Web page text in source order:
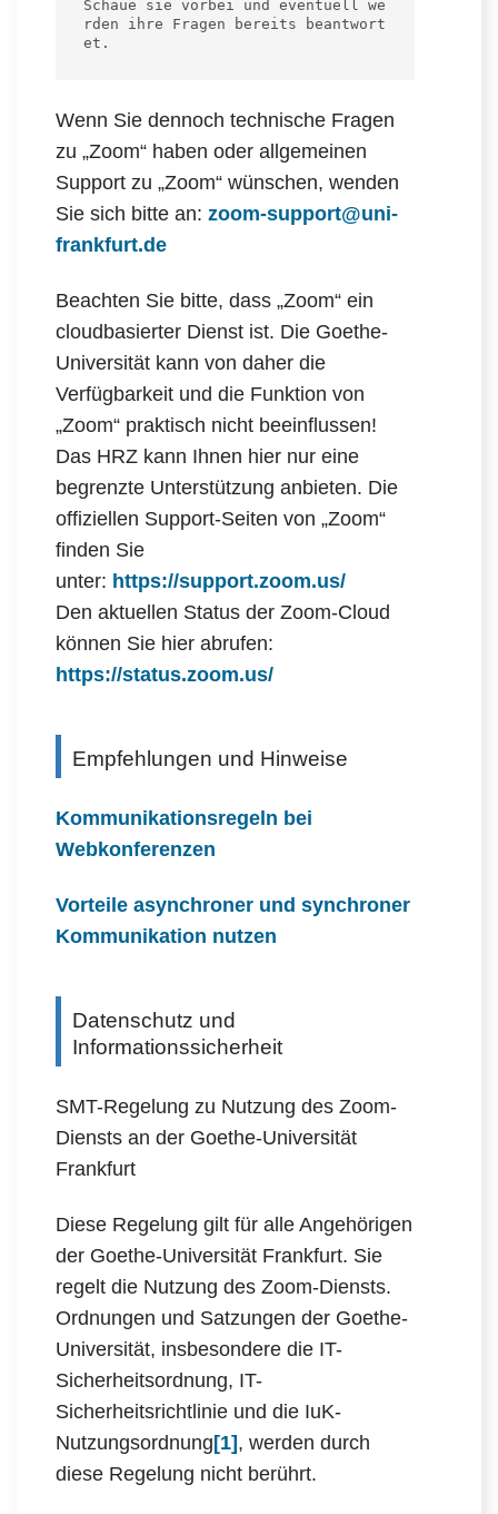
Schaue sie vorbei und eventuell we
rden ihre Fragen bereits beantwort
et.
Wenn Sie dennoch technische Fragen
zu „Zoom“ haben oder allgemeinen
Support zu „Zoom“ wünschen, wenden
Sie sich bitte an: zoom-support@uni-
frankfurt.de
Beachten Sie bitte, dass „Zoom“ ein
cloudbasierter Dienst ist. Die Goethe-
Universität kann von daher die
Verfügbarkeit und die Funktion von
„Zoom“ praktisch nicht beeinflussen!
Das HRZ kann Ihnen hier nur eine
begrenzte Unterstützung anbieten. Die
offiziellen Support-Seiten von „Zoom“
finden Sie
unter: https://support.zoom.us/
Den aktuellen Status der Zoom-Cloud
können Sie hier abrufen:
https://status.zoom.us/
Empfehlungen und Hinweise
Kommunikationsregeln bei
Webkonferenzen
Vorteile asynchroner und synchroner
Kommunikation nutzen
Datenschutz und
Informationssicherheit
SMT-Regelung zu Nutzung des Zoom-
Diensts an der Goethe-Universität
Frankfurt
Diese Regelung gilt für alle Angehörigen
der Goethe-Universität Frankfurt. Sie
regelt die Nutzung des Zoom-Diensts.
Ordnungen und Satzungen der Goethe-
Universität, insbesondere die IT-
Sicherheitsordnung, IT-
Sicherheitsrichtlinie und die IuK-
Nutzungsordnung [1] , werden durch
diese Regelung nicht berührt.